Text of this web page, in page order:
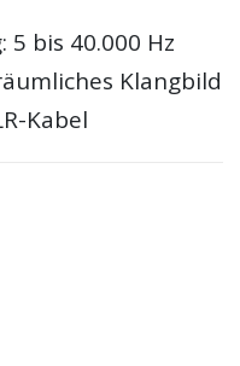
bis 40.000 Hz
Klangbild
Kabel